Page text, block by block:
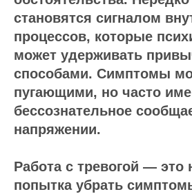
становятся сигналом
процессов, которые
может удерживать
способами. Симптомы
пугающими, но часто
бессознательное
напряжении.
Работа с тревогой — это
попытка убрать